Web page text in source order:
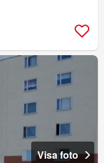
Visa foto